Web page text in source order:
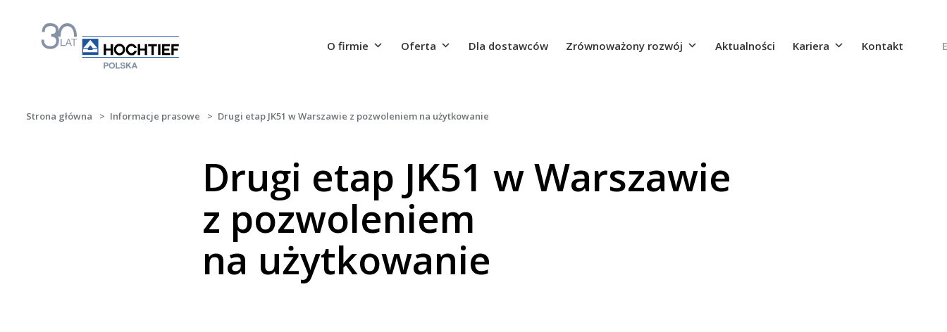
O firmie Oferta Dla dostawców Zrównoważony rozwój Aktualności Kariera Kontakt
Strona główna > Informacje prasowe > Drugi etap JK51 w Warszawie z pozwoleniem na użytkowanie
Drugi etap JK51 w Warszawie
z pozwoleniem
na użytkowanie